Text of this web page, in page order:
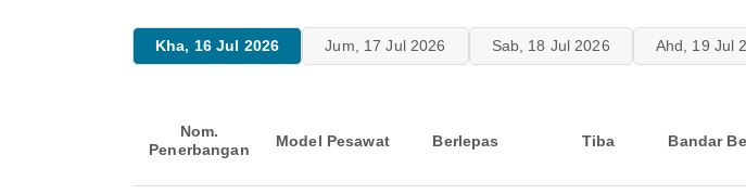
Kha, 16 Jul 2026 Jum, 17 Jul 2026 Sab, 18 Jul 2026 Ahd, 19 Jul
Nom.
Penerbangan
Model Pesawat Berlepas Tiba Bandar